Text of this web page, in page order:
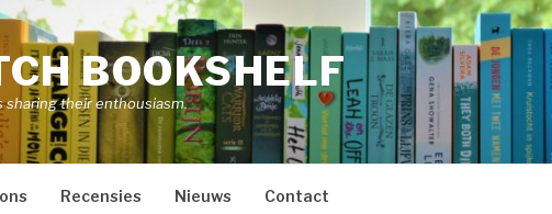
BOOKSHELF
sharing their enthousiasm.
Recensies Nieuws Contact